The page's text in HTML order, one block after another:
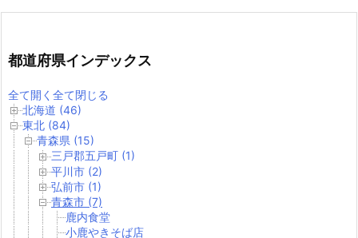
都道府県インデックス
全て開く 全て閉じる
北海道 (46)
東北 (84)
青森県 (15)
三戸郡五戸町 (1)
平川市 (2)
弘前市 (1)
青森市 (7)
鹿内食堂
小鹿やきそば店